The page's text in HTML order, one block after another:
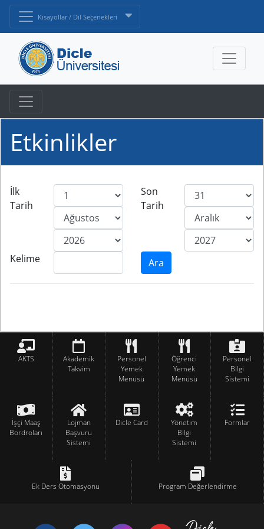
Kısayollar / Dil Seçenekleri
Etkinlikler
İlk
Tarih
Son
Tarih
Kelime
AKTS
Akademik
Takvim
Personel
Yemek
Menüsü
Öğrenci
Yemek
Menüsü
Personel
Bilgi
Sistemi
İşçi Maaş
Bordroları
Lojman
Başvuru
Sistemi
Dicle Card
Yönetim
Bilgi
Sistemi
Formlar
Ek Ders Otomasyonu Program Değerlendirme